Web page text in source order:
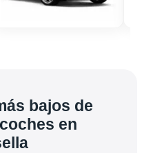
bajos de
en